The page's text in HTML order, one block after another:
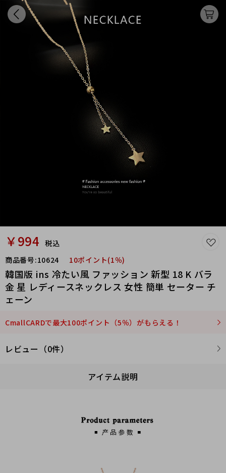
￥994 税込
商品番号:10624 10ポイント(1％)
韓国版 ins 冷たい風 ファッション 新型 18 K バラ
金 星 レディースネックレス 女性 簡単 セーター チ
ェーン
CmallCARDで最大100ポイント（5％）がもらえる！
レビュー（0件）
アイテム説明